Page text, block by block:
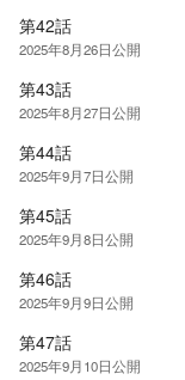
第42話
2025年8月26日公開
第43話
2025年8月27日公開
第44話
2025年9月7日公開
第45話
2025年9月8日公開
第46話
2025年9月9日公開
第47話
2025年9月10日公開